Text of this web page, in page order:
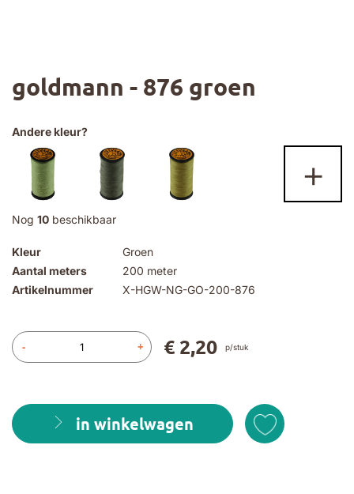
goldmann - 876 groen
Nog 10 beschikbaar
Kleur
Groen
Aantal meters
200 meter
Artikelnummer
X-HGW-NG-GO-200-876
- +
in winkelwagen
€ 2,20 p/stuk
Andere kleur?
+
het
van
afbeeldingen-
gallerij